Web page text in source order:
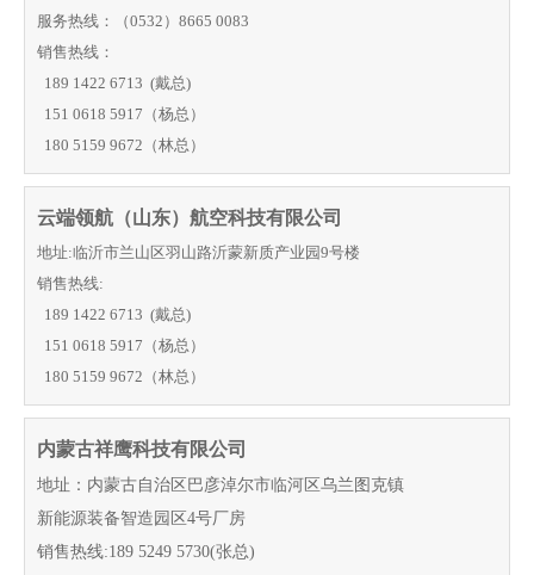
服务热线：（0532）8665 0083
销售热线：
189 1422 6713 (戴总)
151 0618 5917（杨总）
180 5159 9672（林总）
云端领航（山东）航空科技有限公司
地址:临沂市兰山区羽山路沂蒙新质产业园9号楼
销售热线:
189 1422 6713 (戴总)
151 0618 5917（杨总）
180 5159 9672 （林总）
内蒙古祥鹰科技有限公司
地址：内蒙古自治区巴彦淖尔市临河区乌兰图克镇
新能源装备智造园区4号厂房
销售热线:189 5249 5730(张总)